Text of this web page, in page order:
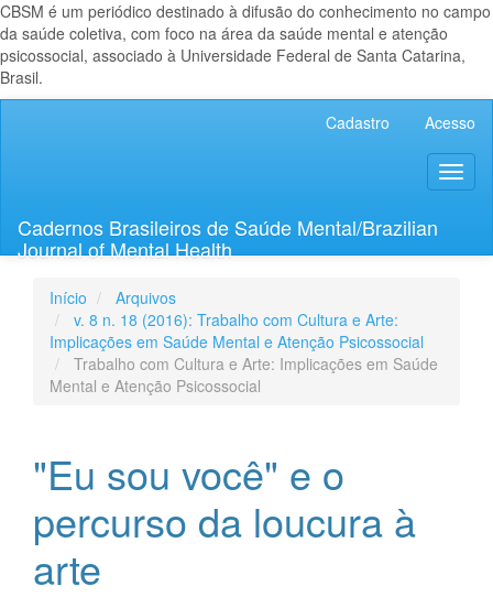
CBSM é um periódico destinado à difusão do conhecimento no campo
da saúde coletiva, com foco na área da saúde mental e atenção
psicossocial, associado à Universidade Federal de Santa Catarina,
Brasil.
Lateral
Cadastro Acesso
Cadernos Brasileiros de Saúde Mental/Brazilian
Journal of Mental Health
Início
Arquivos
v. 8 n. 18 (2016): Trabalho com Cultura e Arte:
Implicações em Saúde Mental e Atenção Psicossocial
Trabalho com Cultura e Arte: Implicações em Saúde
Mental e Atenção Psicossocial
"Eu sou você" e o
percurso da loucura à
arte